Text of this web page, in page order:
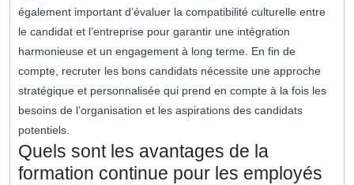
également important d’évaluer la compatibilité culturelle entre
le candidat et l’entreprise pour garantir une intégration
harmonieuse et un engagement à long terme. En fin de
compte, recruter les bons candidats nécessite une approche
stratégique et personnalisée qui prend en compte à la fois les
besoins de l’organisation et les aspirations des candidats
potentiels.
Quels sont les avantages de la
formation continue pour les employés